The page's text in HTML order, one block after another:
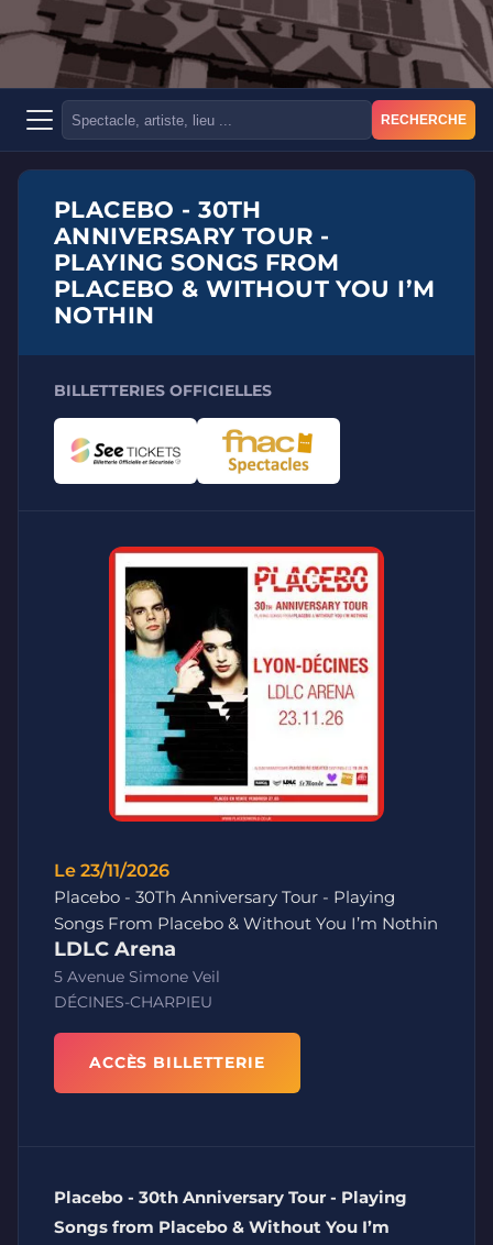
RECHERCHE
PLACEBO - 30TH
ANNIVERSARY TOUR -
PLAYING SONGS FROM
PLACEBO & WITHOUT YOU I’M
NOTHIN
BILLETTERIES OFFICIELLES
Le 23/11/2026
Placebo - 30Th Anniversary Tour - Playing
Songs From Placebo & Without You I’m Nothin
LDLC Arena
5 Avenue Simone Veil
DÉCINES-CHARPIEU
ACCÈS BILLETTERIE
Placebo - 30th Anniversary Tour - Playing
Songs from Placebo & Without You I’m